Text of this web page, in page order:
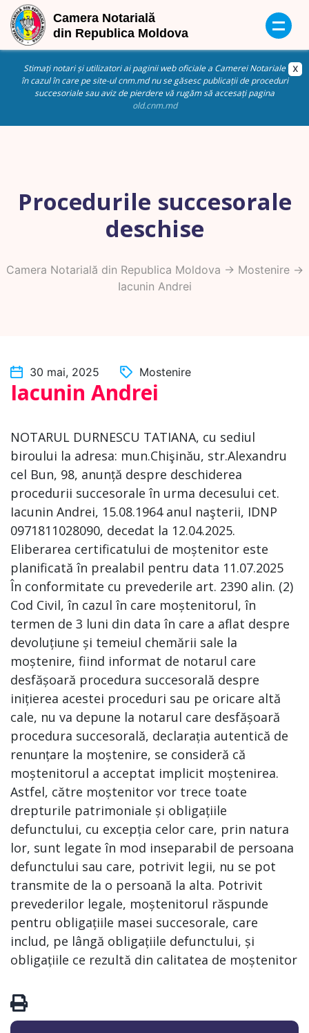
Stimați notari și utilizatori ai paginii web oficiale a Camerei Notariale
în cazul în care pe site-ul cnm.md nu se găsesc publicații de proceduri
succesoriale sau aviz de pierdere vă rugăm să accesați pagina
old.cnm.md
Procedurile succesorale
deschise
Camera Notarială din Republica Moldova -> Mostenire->
Iacunin Andrei
30 mai, 2025 Mostenire
Iacunin Andrei
NOTARUL DURNESCU TATIANA, cu sediul
biroului la adresa: mun.Chişinău, str.Alexandru
cel Bun, 98, anunță despre deschiderea
procedurii succesorale în urma decesului cet.
Iacunin Andrei, 15.08.1964 anul naşterii, IDNP
0971811028090, decedat la 12.04.2025.
Eliberarea certificatului de moștenitor este
planificată în prealabil pentru data 11.07.2025
În conformitate cu prevederile art. 2390 alin. (2)
Cod Civil, în cazul în care moștenitorul, în
termen de 3 luni din data în care a aflat despre
devoluțiune și temeiul chemării sale la
moștenire, fiind informat de notarul care
desfășoară procedura succesorală despre
inițierea acestei proceduri sau pe oricare altă
cale, nu va depune la notarul care desfășoară
procedura succesorală, declarația autentică de
renunțare la moștenire, se consideră că
moștenitorul a acceptat implicit moștenirea.
Astfel, către moștenitor vor trece toate
drepturile patrimoniale și obligațiile
defunctului, cu excepția celor care, prin natura
lor, sunt legate în mod inseparabil de persoana
defunctului sau care, potrivit legii, nu se pot
transmite de la o persoană la alta. Potrivit
prevederilor legale, moștenitorul răspunde
pentru obligațiile masei succesorale, care
includ, pe lângă obligațiile defunctului, și
obligațiile ce rezultă din calitatea de moștenitor